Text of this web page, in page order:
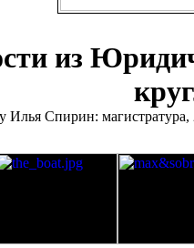
из
Илья Спирин: магистратура,